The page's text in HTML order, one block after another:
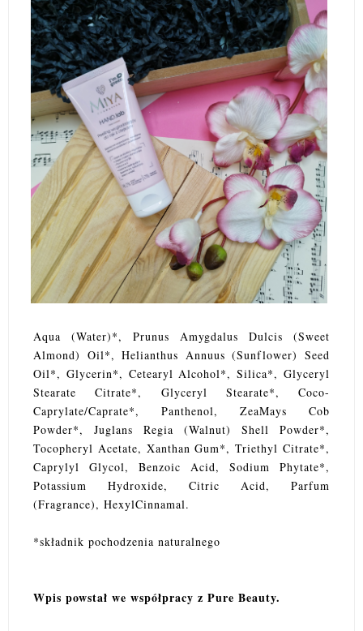
Aqua (Water)*, Prunus Amygdalus Dulcis (Sweet
Almond) Oil*, Helianthus Annuus (Sunflower) Seed
Oil*, Glycerin*, Cetearyl Alcohol*, Silica*, Glyceryl
Stearate Citrate*, Glyceryl Stearate*, Coco-
Caprylate/Caprate*, Panthenol, ZeaMays Cob
Powder*, Juglans Regia (Walnut) Shell Powder*,
Tocopheryl Acetate, Xanthan Gum*, Triethyl Citrate*,
Caprylyl Glycol, Benzoic Acid, Sodium Phytate*,
Potassium Hydroxide, Citric Acid, Parfum
(Fragrance), HexylCinnamal.
*składnik pochodzenia naturalnego
Wpis powstał we współpracy z Pure Beauty.